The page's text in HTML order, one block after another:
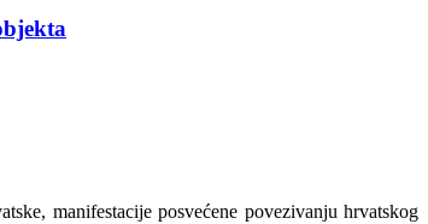
manifestacije posvećene povezivanju hrvatskog